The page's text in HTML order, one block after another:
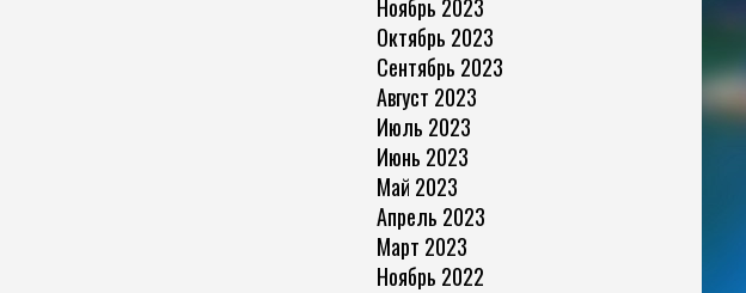
Ноябрь 2023
Октябрь 2023
Сентябрь 2023
Август 2023
Июль 2023
Июнь 2023
Май 2023
Апрель 2023
Март 2023
Ноябрь 2022